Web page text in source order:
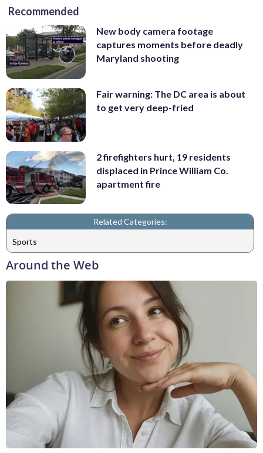
Recommended
New body camera footage
captures moments before deadly
Maryland shooting
Fair warning: The DC area is about
to get very deep-fried
2 firefighters hurt, 19 residents
displaced in Prince William Co.
apartment fire
Related Categories:
Sports
Around the Web